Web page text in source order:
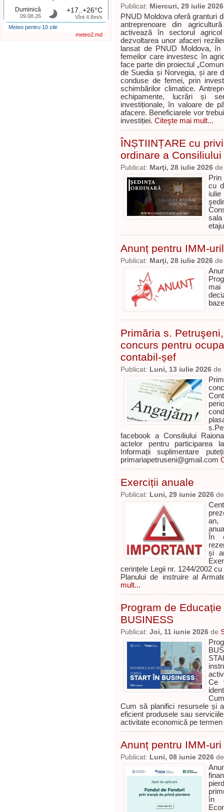
Duminică
09.08.26
+17..+26°C
Vînt 4.8m/s
Meteo pentru 10 zile
meteo2.md
Publicat: Miercuri, 29 iulie 2026
PNUD Moldova oferă granturi
antreprenoare din
activează în sectorul
dezvoltarea unor afaceri
lansat de PNUD Moldova,
femeilor care investesc în
face parte din proiectul
de Suedia și Norvegia, și are
conduse de femei, prin
schimbărilor climatice.
echipamente, lucrări și
investiționale, în valoare de
afacere. Beneficiarele vor
investiției. Citeşte mai mult...
ÎNȘTIINȚARE cu
ordinare a
Publicat: Marţi, 28 iulie 2026
cu
Anunț pentru IMM-
Publicat: Marţi, 28 iulie 2026
mai
Primăria s.
concurs pentru
contabil-șef
Publicat: Luni, 13 iulie 2026 de
facebook a Consiliului
actelor pentru participarea
Informații suplimentare
primariapetruseni@gmail.com
Exerciții anuale
Publicat: Luni, 29 iunie 2026
an,
În
și
cerințele Legii nr. 1244/2002
Planului de instruire al
mult...
Program de
BUSINESS
Publicat: Joi, 11 iunie 2026 de
Ce
Cum să planifici resursele și
eficient produsele sau
activitate economică pe
Anunț pentru IMM-uri
Publicat: Luni, 08 iunie 2026
în